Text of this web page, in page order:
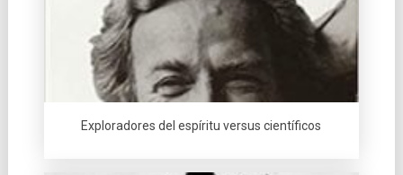
Exploradores del espí­ritu versus cientí­ficos